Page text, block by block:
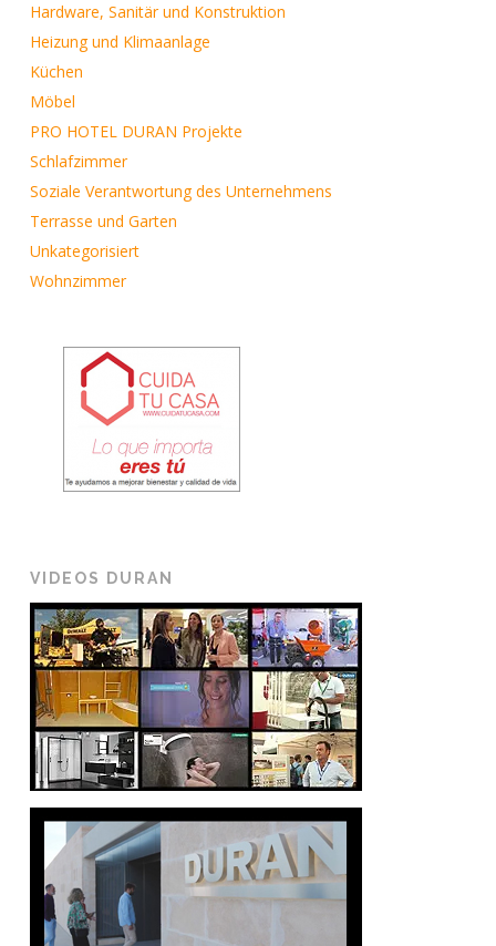
Hardware, Sanitär und Konstruktion
Heizung und Klimaanlage
Küchen
Möbel
PRO HOTEL DURAN Projekte
Schlafzimmer
Soziale Verantwortung des Unternehmens
Terrasse und Garten
Unkategorisiert
Wohnzimmer
VIDEOS DURAN